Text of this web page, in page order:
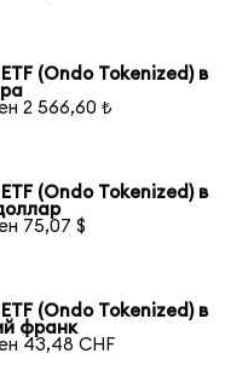
(Ondo Tokenized) в
2 566,60 ₺
(Ondo Tokenized) в
75,07 $
(Ondo Tokenized) в
франк
43,48 CHF